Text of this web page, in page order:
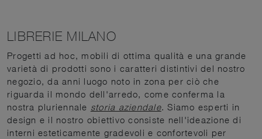
LIBRERIE MILANO
Progetti ad hoc, mobili di ottima qualità e una grande
varietà di prodotti sono i caratteri distintivi del nostro
negozio, da anni luogo noto in zona per ciò che
riguarda il mondo dell'arredo, come conferma la
nostra pluriennale storia aziendale. Siamo esperti in
design e il nostro obiettivo consiste nell'ideazione di
interni esteticamente gradevoli e confortevoli per